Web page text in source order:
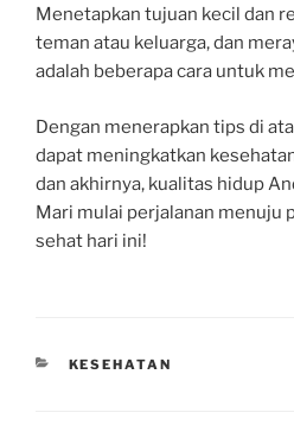
Menetapkan tujuan kecil dan
teman atau keluarga, dan
adalah beberapa cara untuk
Dengan menerapkan tips di
dapat meningkatkan
dan akhirnya, kualitas hidup
Mari mulai perjalanan menuju
sehat hari ini!
CATEGORIES
KESEHATAN